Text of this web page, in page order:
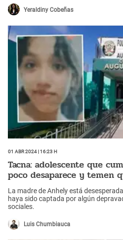
Yeraldiny Cobeñas
01 Abr 2024 | 16:23 h
Tacna: adolescente que
poco desaparece y temen
La madre de Anhely está
haya sido captada por algún
sociales.
Luis Chumbiauca